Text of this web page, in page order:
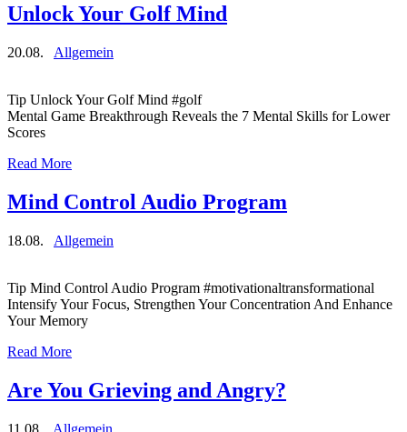
Unlock Your Golf Mind
20.08. Allgemein
Tip Unlock Your Golf Mind #golf
Mental Game Breakthrough Reveals the 7 Mental Skills for Lower
Scores
Read More
Mind Control Audio Program
18.08. Allgemein
Tip Mind Control Audio Program #motivationaltransformational
Intensify Your Focus, Strengthen Your Concentration And Enhance
Your Memory
Read More
Are You Grieving and Angry?
11.08. Allgemein